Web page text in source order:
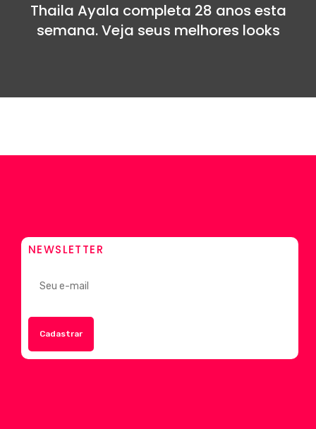
Thaila Ayala completa 28 anos esta
semana. Veja seus melhores looks
NEWSLETTER